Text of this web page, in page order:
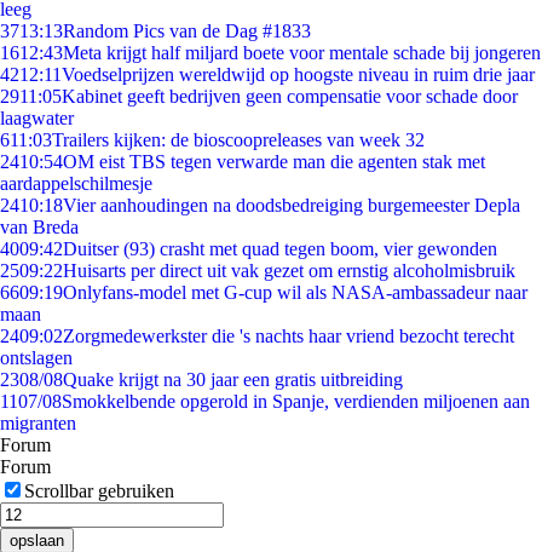
leeg
3713:13Random Pics van de Dag #1833
1612:43Meta krijgt half miljard boete voor mentale schade bij jongeren
4212:11Voedselprijzen wereldwijd op hoogste niveau in ruim drie jaar
2911:05Kabinet geeft bedrijven geen compensatie voor schade door
laagwater
611:03Trailers kijken: de bioscoopreleases van week 32
2410:54OM eist TBS tegen verwarde man die agenten stak met
aardappelschilmesje
2410:18Vier aanhoudingen na doodsbedreiging burgemeester Depla
van Breda
4009:42Duitser (93) crasht met quad tegen boom, vier gewonden
2509:22Huisarts per direct uit vak gezet om ernstig alcoholmisbruik
6609:19Onlyfans-model met G-cup wil als NASA-ambassadeur naar
maan
2409:02Zorgmedewerkster die 's nachts haar vriend bezocht terecht
ontslagen
2308/08Quake krijgt na 30 jaar een gratis uitbreiding
1107/08Smokkelbende opgerold in Spanje, verdienden miljoenen aan
migranten
Forum
Forum
Scrollbar gebruiken
opslaan